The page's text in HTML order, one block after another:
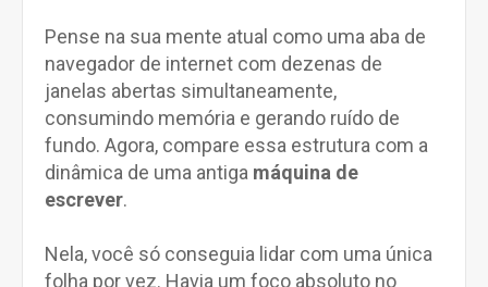
Pense na sua mente atual como uma aba de
navegador de internet com dezenas de
janelas abertas simultaneamente,
consumindo memória e gerando ruído de
fundo. Agora, compare essa estrutura com a
dinâmica de uma antiga máquina de
escrever.
Nela, você só conseguia lidar com uma única
folha por vez. Havia um foco absoluto no